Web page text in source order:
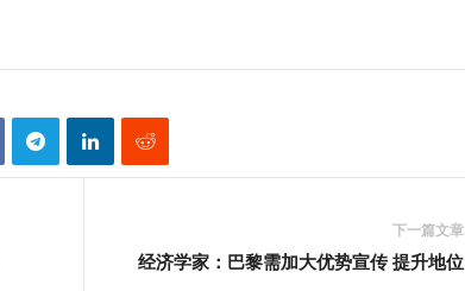
下一篇文章
经济学家：巴黎需加大优势宣传 提升地位